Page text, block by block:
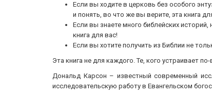
Если вы ходите в церковь без особого
и понять, во что же вы верите, эта книга
Если вы знаете много библейских
книга для вас!
Если вы хотите получить из Библии не
Эта книга не для каждого. Те, кого устраивает
Дональд Карсон – известный современный
исследовательскую работу в Евангельском